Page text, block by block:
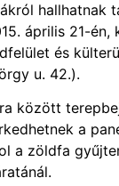
április 21-
és
u. 42.).
között
a
a zöldfa